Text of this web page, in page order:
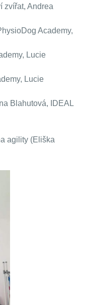
zvířat, Andrea
Academy,
Lucie
Lucie
Blahutová, IDEAL
agility (Eliška